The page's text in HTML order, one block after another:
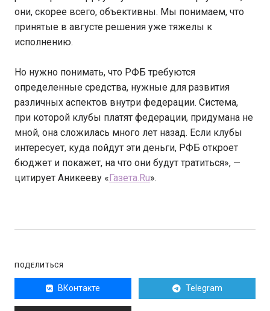
они, скорее всего, объективны. Мы понимаем, что
принятые в августе решения уже тяжелы к
исполнению.
Но нужно понимать, что РФБ требуются
определенные средства, нужные для развития
различных аспектов внутри федерации. Система,
при которой клубы платят федерации, придумана не
мной, она сложилась много лет назад. Если клубы
интересует, куда пойдут эти деньги, РФБ откроет
бюджет и покажет, на что они будут тратиться», —
цитирует Аникееву «Газета.Ru».
ПОДЕЛИТЬСЯ
ВКонтакте Telegram